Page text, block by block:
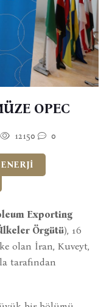
OPEC
12150 0
ENERJİ
Exporting
Örgütü), 16
olan İran, Kuveyt,
tarafından